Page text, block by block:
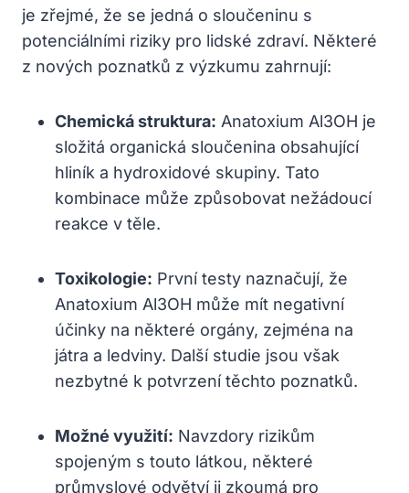
je zřejmé, že se jedná o sloučeninu s
potenciálními riziky pro lidské zdraví. Některé
z nových poznatků z výzkumu zahrnují:
Chemická struktura: Anatoxium Al3OH je
složitá organická sloučenina obsahující
hliník a hydroxidové skupiny. Tato
kombinace může způsobovat nežádoucí
reakce v těle.
Toxikologie: První testy naznačují, že
Anatoxium Al3OH může mít negativní
účinky na některé orgány, zejména na
játra a ledviny. Další studie jsou však
nezbytné k potvrzení těchto poznatků.
Možné využití: Navzdory rizikům
spojeným s touto látkou, některé
průmyslové odvětví ji zkoumá pro